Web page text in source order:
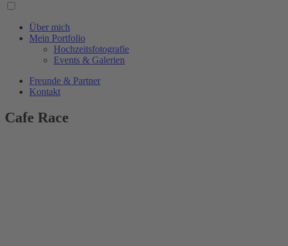
Über mich
Mein Portfolio
Hochzeitsfotografie
Events & Galerien
Freunde & Partner
Kontakt
Cafe Race